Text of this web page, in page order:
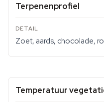
Terpenenprofiel
Zoet, aards, chocolade,
Temperatuur